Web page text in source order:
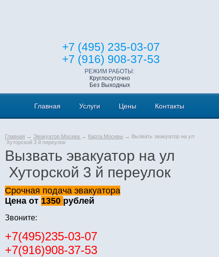
+7 (495) 235-03-07
+7 (916) 908-37-53
РЕЖИМ РАБОТЫ:
Круглосуточно
Без Выходных
Главная Услуги Цены Контакты
Главная → Эвакуатор Москва → Карта Москвы → Вызвать эвакуатор на ул
Хуторской 3 й переулок
Вызвать эвакуатор на ул
Хуторской 3 й переулок
Срочная подача эвакуатора
Цена от 1350 рублей
Звоните:
+7(495)235-03-07
+7(916)908-37-53